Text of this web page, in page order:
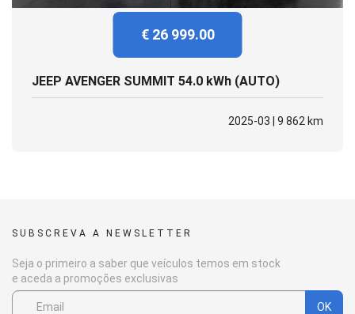
€ 26 999.00
JEEP AVENGER SUMMIT 54.0 kWh (AUTO)
2025-03 | 9 862 km
SUBSCREVA A NEWSLETTER
Seja o primeiro a saber que veículos temos em stock
e aceda a promoções exclusivas
OK